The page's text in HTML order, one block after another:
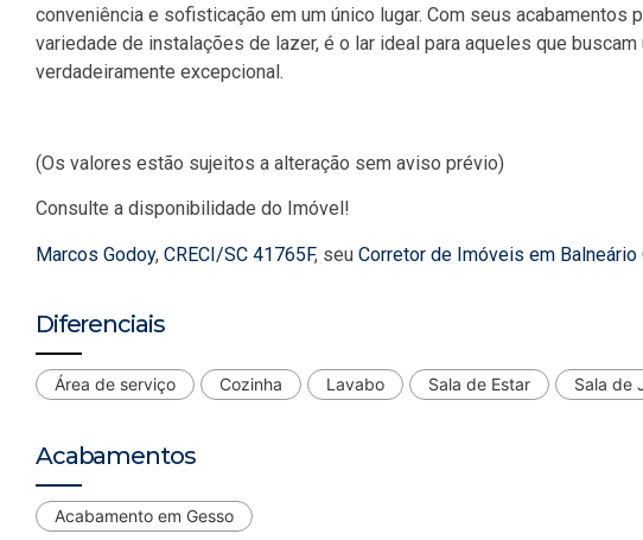
conveniência e sofisticação em um único lugar. Com seus acabamentos
variedade de instalações de lazer, é o lar ideal para aqueles que
verdadeiramente excepcional.
(Os valores estão sujeitos a alteração sem aviso prévio)
Consulte a disponibilidade do Imóvel!
Marcos Godoy, CRECI/SC 41765F, seu Corretor de Imóveis em Balneário
Diferenciais
Área de serviço Cozinha Lavabo Sala de Estar Sala de
Acabamentos
Acabamento em Gesso